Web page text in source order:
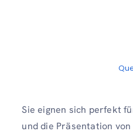
Sie eignen sich perfekt
und die Präsentation